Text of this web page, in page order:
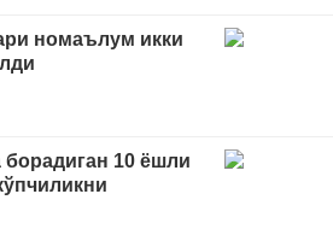
номаълум икки
борадиган 10 ёшли